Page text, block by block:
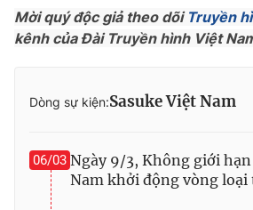
Mời quý độc giả theo dõi Truyền
kênh của Đài Truyền hình Việt
Dòng sự kiện:Sasuke Việt Nam
06/03 Ngày 9/3, Không giới
Nam khởi động vòng loại